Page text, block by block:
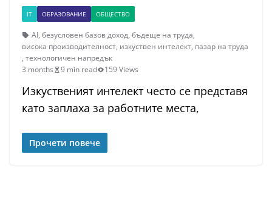
IT ОБРАЗОВАНИЕ ОБЩЕСТВО
AI, безусловен базов доход, бъдеще на труда,
висока производителност, изкуствен интелект, пазар на труда
, технологичен напредък
3 months
9 min read 159 Views
Изкуственият интелект често се представя
като заплаха за работните места,
Прочети повече